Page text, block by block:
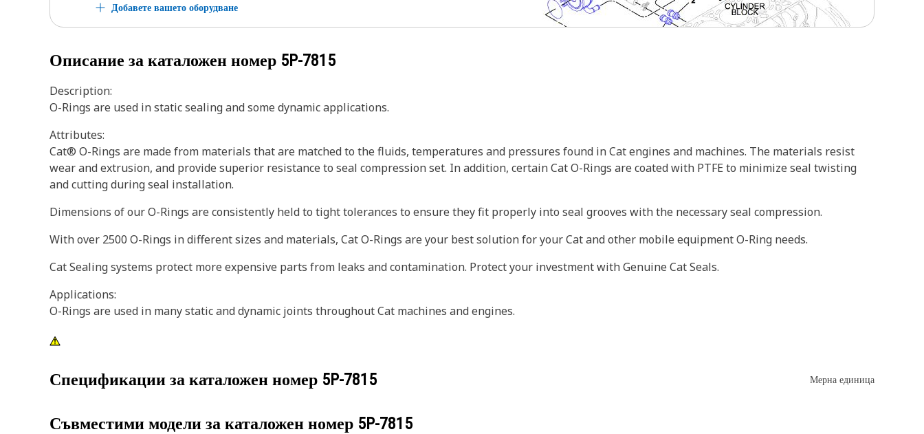
Добавете вашето оборудване
Описание за каталожен номер 5P-7815
Description:
O-Rings are used in static sealing and some dynamic applications.
Attributes:
Cat® O-Rings are made from materials that are matched to the fluids, temperatures and pressures found in Cat engines and machines. The materials resist
wear and extrusion, and provide superior resistance to seal compression set. In addition, certain Cat O-Rings are coated with PTFE to minimize seal twisting
and cutting during seal installation.
Dimensions of our O-Rings are consistently held to tight tolerances to ensure they fit properly into seal grooves with the necessary seal compression.
With over 2500 O-Rings in different sizes and materials, Cat O-Rings are your best solution for your Cat and other mobile equipment O-Ring needs.
Cat Sealing systems protect more expensive parts from leaks and contamination. Protect your investment with Genuine Cat Seals.
Applications:
O-Rings are used in many static and dynamic joints throughout Cat machines and engines.
Спецификации за каталожен номер 5P-7815 Мерна единица
Съвместими модели за каталожен номер 5P-7815